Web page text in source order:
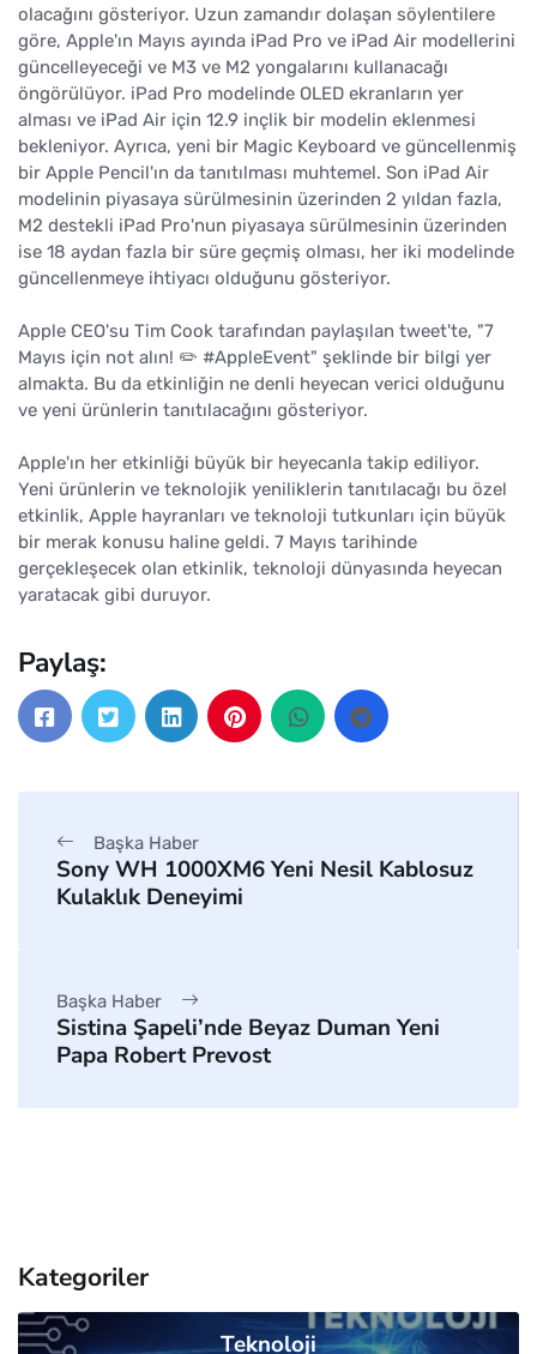
olacağını gösteriyor. Uzun zamandır dolaşan söylentilere
göre, Apple'ın Mayıs ayında iPad Pro ve iPad Air modellerini
güncelleyeceği ve M3 ve M2 yongalarını kullanacağı
öngörülüyor. iPad Pro modelinde OLED ekranların yer
alması ve iPad Air için 12.9 inçlik bir modelin eklenmesi
bekleniyor. Ayrıca, yeni bir Magic Keyboard ve güncellenmiş
bir Apple Pencil'ın da tanıtılması muhtemel. Son iPad Air
modelinin piyasaya sürülmesinin üzerinden 2 yıldan fazla,
M2 destekli iPad Pro'nun piyasaya sürülmesinin üzerinden
ise 18 aydan fazla bir süre geçmiş olması, her iki modelinde
güncellenmeye ihtiyacı olduğunu gösteriyor.
Apple CEO'su Tim Cook tarafından paylaşılan tweet'te, "7
Mayıs için not alın! ✏️ #AppleEvent" şeklinde bir bilgi yer
almakta. Bu da etkinliğin ne denli heyecan verici olduğunu
ve yeni ürünlerin tanıtılacağını gösteriyor.
Apple'ın her etkinliği büyük bir heyecanla takip ediliyor.
Yeni ürünlerin ve teknolojik yeniliklerin tanıtılacağı bu özel
etkinlik, Apple hayranları ve teknoloji tutkunları için büyük
bir merak konusu haline geldi. 7 Mayıs tarihinde
gerçekleşecek olan etkinlik, teknoloji dünyasında heyecan
yaratacak gibi duruyor.
Paylaş:
Başka Haber
Sony WH 1000XM6 Yeni Nesil Kablosuz
Kulaklık Deneyimi
Başka Haber
Sistina Şapeli’nde Beyaz Duman Yeni
Papa Robert Prevost
Kategoriler
Teknoloji